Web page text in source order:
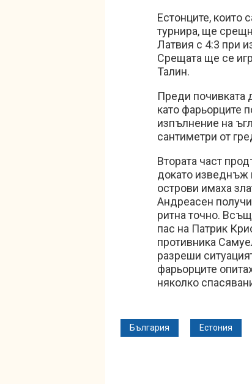
Естонците, които
турнира, ще
Латвия с 4:3 при
Срещата ще се
Талин.
Преди почивката
като фарьорците
изпълнение на
сантиметри от
Втората част
докато изведнъж
острови имаха
Андреасен
ритна точно.
пас на Патрик
противника
разреши
фарьорците
няколко
България Естония